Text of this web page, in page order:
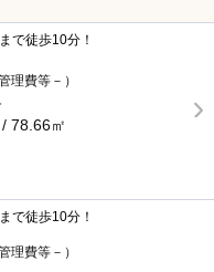
で徒歩10分！
管理費等－）
78.66㎡
で徒歩10分！
管理費等－）
鉄筋コンクリート造